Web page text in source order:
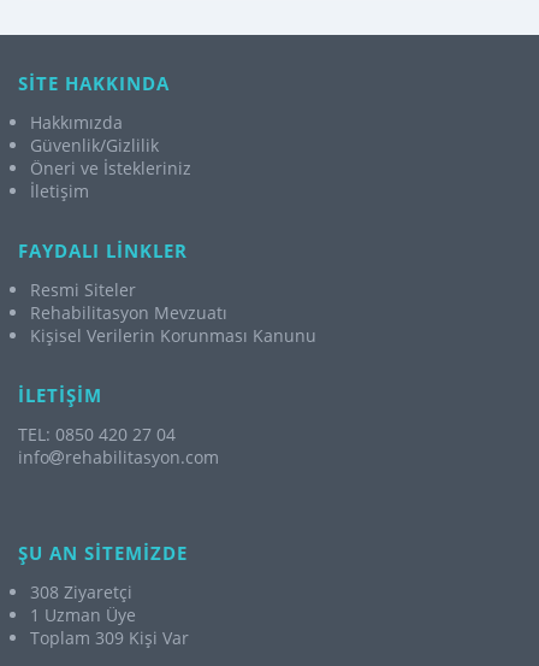
SİTE HAKKINDA
Hakkımızda
Güvenlik/Gizlilik
Öneri ve İstekleriniz
İletişim
FAYDALI LİNKLER
Resmi Siteler
Rehabilitasyon Mevzuatı
Kişisel Verilerin Korunması Kanunu
İLETİŞİM
TEL: 0850 420 27 04
info
rehabilitasyon.com
ŞU AN SİTEMİZDE
308 Ziyaretçi
1 Uzman Üye
Toplam 309 Kişi Var